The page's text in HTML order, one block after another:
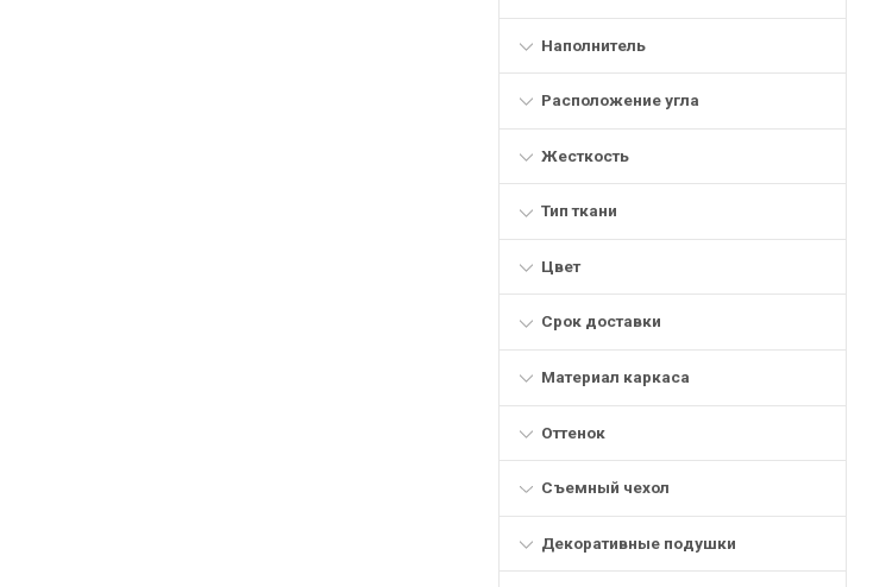
Наполнитель
Расположение угла
Жесткость
Тип ткани
Цвет
Срок доставки
Материал каркаса
Оттенок
Съемный чехол
Декоративные подушки